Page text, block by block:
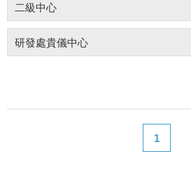
二級中心
研發處貴儀中心
1